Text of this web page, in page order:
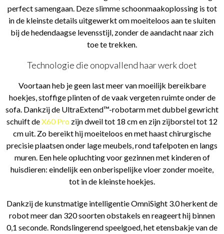
perfect samengaan. Deze slimme schoonmaakoplossing is tot
in de kleinste details uitgewerkt om moeiteloos aan te sluiten
bij de hedendaagse levensstijl, zonder de aandacht naar zich
toe te trekken.
Technologie die onopvallend haar werk doet
Voortaan heb je geen last meer van moeilijk bereikbare
hoekjes, stoffige plinten of de vaak vergeten ruimte onder de
sofa. Dankzij de UltraExtend™-robotarm met dubbel gewricht
schuift deX60 Pro zijn dweil tot 18 cm en zijn zijborstel tot 12
cm uit. Zo bereikt hij moeiteloos en met haast chirurgische
precisie plaatsen onder lage meubels, rond tafelpoten en langs
muren. Een hele opluchting voor gezinnen met kinderen of
huisdieren: eindelijk een onberispelijke vloer zonder moeite,
tot in de kleinste hoekjes.
Dankzij de kunstmatige intelligentie OmniSight 3.0 herkent de
robot meer dan 320 soorten obstakels en reageert hij binnen
0,1 seconde. Rondslingerend speelgoed, het etensbakje van de